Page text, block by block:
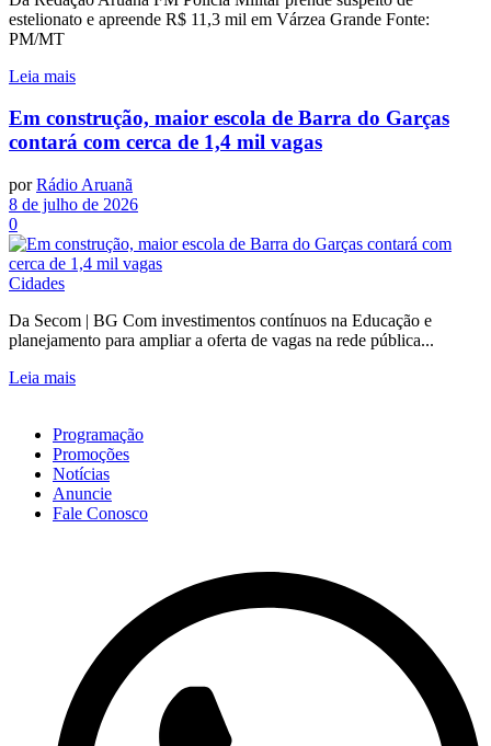
estelionato e apreende R$ 11,3 mil em Várzea Grande Fonte:
PM/MT
Leia mais
Em construção, maior escola de Barra do Garças
contará com cerca de 1,4 mil vagas
por Rádio Aruanã
8 de julho de 2026
0
Cidades
Da Secom | BG Com investimentos contínuos na Educação e
planejamento para ampliar a oferta de vagas na rede pública...
Leia mais
Programação
Promoções
Notícias
Anuncie
Fale Conosco